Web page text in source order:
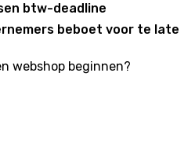
btw-deadline
beboet voor te late